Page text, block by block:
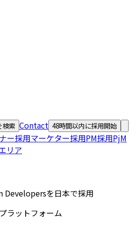
検索 Contact 48時間以内に採用開始
ー採用マーケター採用PM採用PjM
リア
Developersを日本で採用
ラットフォーム